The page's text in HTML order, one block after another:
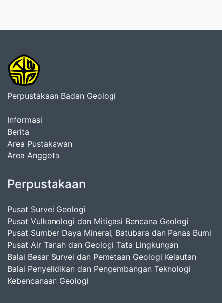
Perpustakaan Badan Geologi
Informasi
Berita
Area Pustakawan
Area Anggota
Perpustakaan
Pusat Survei Geologi
Pusat Vulkanologi dan Mitigasi Bencana Geologi
Pusat Sumber Daya Mineral, Batubara dan Panas Bumi
Pusat Air Tanah dan Geologi Tata Lingkungan
Balai Besar Survei dan Pemetaan Geologi Kelautan
Balai Penyelidikan dan Pengembangan Teknologi
Kebencanaan Geologi